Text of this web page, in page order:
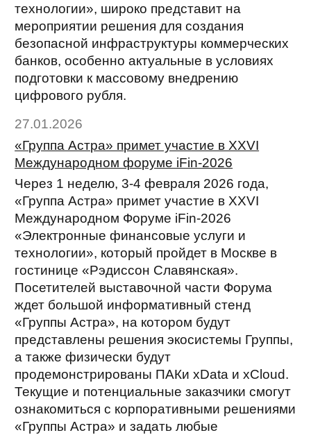
технологии», широко представит на
мероприятии решения для создания
безопасной инфраструктуры коммерческих
банков, особенно актуальные в условиях
подготовки к массовому внедрению
цифрового рубля.
27.01.2026
«Группа Астра» примет участие в XXVI
Международном форуме iFin-2026
Через 1 неделю, 3-4 февраля 2026 года,
«Группа Астра» примет участие в XXVI
Международном Форуме iFin-2026
«Электронные финансовые услуги и
технологии», который пройдет в Москве в
гостинице «Рэдиссон Славянская».
Посетителей выставочной части Форума
ждет большой информативный стенд
«Группы Астра», на котором будут
представлены решения экосистемы Группы,
а также физически будут
продемонстрированы ПАКи xData и xCloud.
Текущие и потенциальные заказчики смогут
ознакомиться с корпоративными решениями
«Группы Астра» и задать любые